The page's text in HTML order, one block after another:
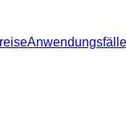
Anwendungsfälle